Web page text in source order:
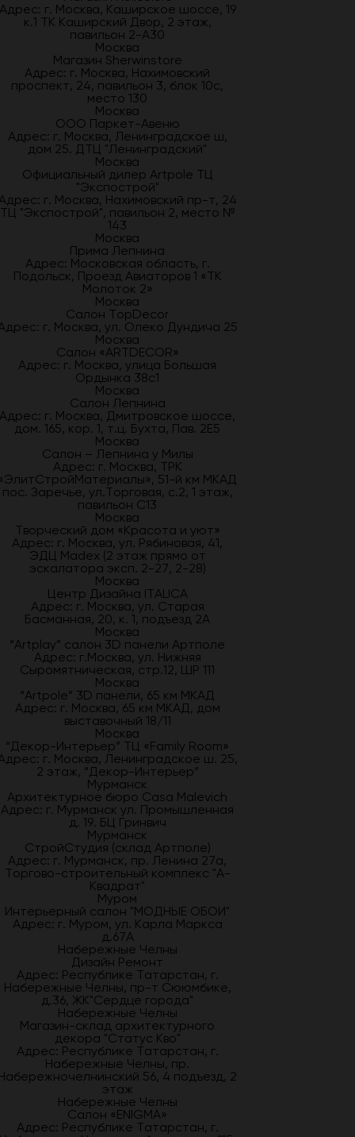
г. Москва, Каширское шоссе, 19
к.1 ТК Каширский Двор, 2 этаж,
павильон 2-А30
Москва
Магазин Sherwinstore
Адрес: г. Москва, Нахимовский
проспект, 24, павильон 3, блок 10с,
место 130
Москва
ООО Паркет-Авeню
Адрес: г. Москва, Ленинградское ш,
дом 25. ДТЦ "Ленинградский"
Москва
Официальный дилер Artpole ТЦ
"Экспострой"
г. Москва, Нахимовский пр-т, 24
ТЦ "Экспострой", павильон 2, место №
143
Москва
Прима Лепнина
Адрес: Московская область, г.
Подольск, Проезд Авиаторов 1 «ТК
Молоток 2»
Москва
Салон TopDecor
г. Москва, ул. Олеко Дундича 25
Москва
Салон «ARTDECOR»
Адрес: г. Москва, улица Большая
Ордынка 38с1
Москва
Салон Лепнина
Адрес: г. Москва, Дмитровское шоссе,
дом. 165, кор. 1, т.ц. Бухта, Пав. 2Е5
Москва
Салон – Лепнина у Милы
Адрес: г. Москва, ТРК
51-й км МКАД
пос. Заречье, ул.Торговая, с.2, 1 этаж,
павильон С13
Москва
Творческий дом «Красота и уют»
Адрес: г. Москва, ул. Рябиновая, 41,
ЭДЦ Madex (2 этаж прямо от
эскалатора эксп. 2-27, 2-28)
Москва
Центр Дизайна ITALICA
Адрес: г. Москва, ул. Старая
Басманная, 20, к. 1, подъезд 2А
Москва
“Artplay” салон 3D панели Артполе
Адрес: г.Москва, ул. Нижняя
Сыромятническая, стр.12, ШР 111
Москва
“Artpole” 3D панели, 65 км МКАД
Адрес: г. Москва, 65 км МКАД, дом
выставочный 18/11
Москва
“Декор-Интерьер” ТЦ «Family Room»
г. Москва, Ленинградское ш. 25,
2 этаж, “Декор-Интерьер”
Мурманск
Архитектурное бюро Casa Malevich
Адрес: г. Мурманск ул. Промышленная
д. 19. БЦ Гринвич
Мурманск
СтройСтудия (склад Артполе)
Адрес: г. Мурманск, пр. Ленина 27а,
Торгово-строительный комплекс "А-
Квадрат"
Муром
Интерьерный салон "МОДНЫЕ ОБОИ"
Адрес: г. Муром, ул. Карла Маркса
д.67А
Набережные Челны
Дизайн Ремонт
Адрес: Республике Татарстан, г.
Набережные Челны, пр-т Сююмбике,
д.36, ЖК"Сердце города"
Набережные Челны
Магазин-склад архитектурного
декора "Статус Кво"
Адрес: Республике Татарстан, г.
Набережные Челны, пр.
56, 4 подъезд, 2
этаж
Набережные Челны
Салон «ENIGMA»
Адрес: Республике Татарстан, г.